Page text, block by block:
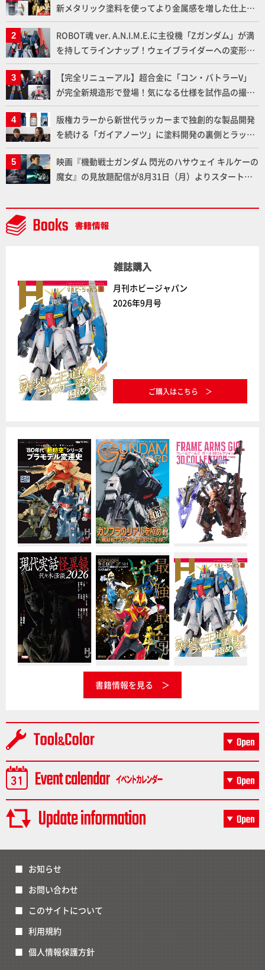
新メタリック塗料を使ってより金属感を増した仕上が
りに!!【試し読み】
ROBOT魂 ver. A.N.I.M.E.に主役機「Zガンダム」が満
を持してラインナップ！ウェイブライダーへの変形、
劇中どおりのプロポーションを再現【機動戦士Zガン
ダム】
【完全リニューアル】超合金に「コン・バトラーV」
が完全新規造形で登場！気になる仕様を試作品の撮り
下ろしでご紹介!!さらに「大鉄人17」＆「ワンエイ
ト」セット情報もお届け！【超合金の魂】
版権カラーから新世代ラッカーまで独創的な製品開発
を続ける「ガイアノーツ」に塗料開発の裏側とラッカ
ー塗料の未来についてインタビュー！
映画『機動戦士ガンダム 閃光のハサウェイ キルケーの
魔女』の見放題配信が8月31日（月）よりスタート！
雑誌購入
月刊ホビージャパン
2026年9月号
ご購入はこちら
書籍情報を見る
お知らせ
お問い合わせ
このサイトについて
利用規約
個人情報保護方針